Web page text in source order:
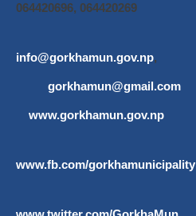
064420696, 064420269
info@gorkhamun.gov.np,
gorkhamun@gmail.com
www.gorkhamun.gov.np
www.fb.com/gorkhamunicipality